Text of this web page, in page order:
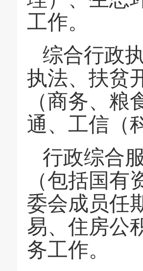
工作。
综合行政
执法、扶贫
（商务、
通、工信（
行政综合
（包括国
委会成员任
易、住房公
务工作。